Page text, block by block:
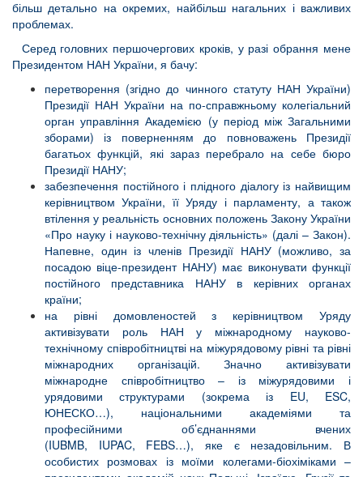
більш детально на окремих, найбільш нагальних і важливих
проблемах.
Серед головних першочергових кроків, у разі обрання мене
Президентом НАН України, я бачу:
перетворення (згідно до чинного статуту НАН України)
Президії НАН України на по-справжньому колегіальний
орган управління Академією (у період між Загальними
зборами) із поверненням до повноважень Президії
багатьох функцій, які зараз перебрало на себе бюро
Президії НАНУ;
забезпечення постійного і плідного діалогу із найвищим
керівництвом України, її Уряду і парламенту, а також
втілення у реальність основних положень Закону України
«Про науку і науково-технічну діяльність» (далі – Закон).
Напевне, один із членів Президії НАНУ (можливо, за
посадою віце-президент НАНУ) має виконувати функції
постійного представника НАНУ в керівних органах
країни;
на рівні домовленостей з керівництвом Уряду
активізувати роль НАН у міжнародному науково-
технічному співробітництві на міжурядовому рівні та рівні
міжнародних організацій. Значно активізувати
міжнародне співробітництво – із міжурядовими і
урядовими структурами (зокрема із EU, ESC,
ЮНЕСКО…), національними академіями та
професійними об’єднаннями вчених
(IUBMB, IUPAC, FEBS…), яке є незадовільним. В
особистих розмовах із моїми колегами-біохіміками –